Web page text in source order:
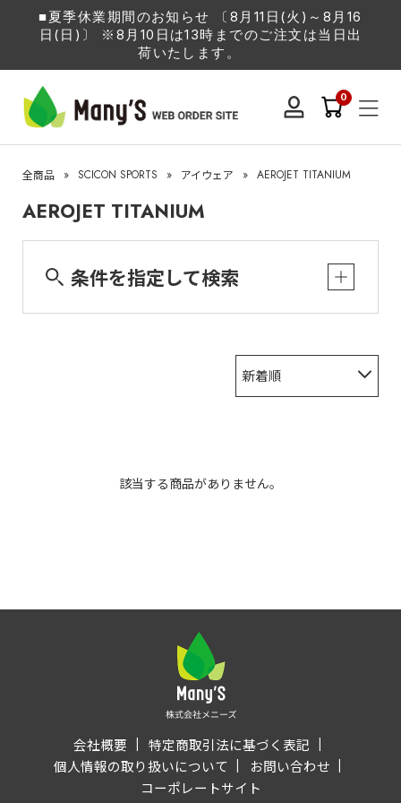
■夏季休業期間のお知らせ 〔8月11日(火)～8月16
日(日)〕 ※8月10日は13時までのご注文は当日出
荷いたします。
0
全商品 » SCICON SPORTS » アイウェア » AEROJET TITANIUM
AEROJET TITANIUM
条件を指定して検索
新着順
該当する商品がありません。
会社概要
特定商取引法に基づく表記
個人情報の取り扱いについて
お問い合わせ
コーポレートサイト